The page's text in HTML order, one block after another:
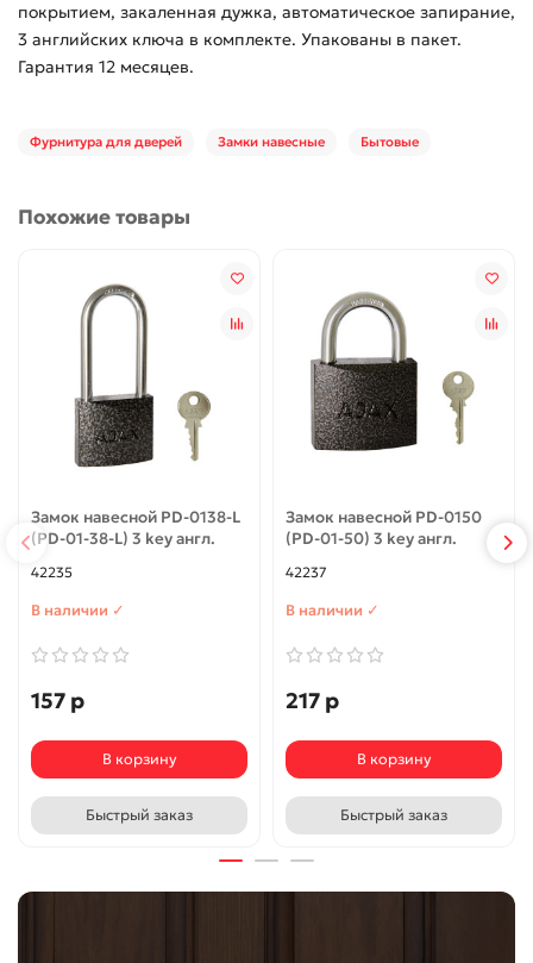
покрытием, закаленная дужка, автоматическое запирание,
3 английских ключа в комплекте. Упакованы в пакет.
Гарантия 12 месяцев.
Фурнитура для дверей Замки навесные Бытовые
Похожие товары
Замок навесной PD-0138-L
(PD-01-38-L) 3 key англ.
42235
В наличии ✓
157 р
В корзину
Быстрый заказ
Замок навесной PD-0150
(PD-01-50) 3 key англ.
42237
В наличии ✓
217 р
В корзину
Быстрый заказ